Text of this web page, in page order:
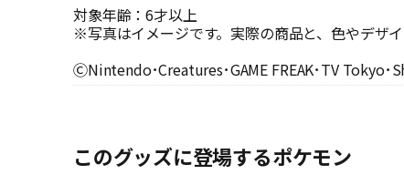
対象年齢：6才以上
※写真はイメージです。実際の商品と、色やデザ
ⒸNintendo･Creatures･GAME FREAK･TV Tokyo
このグッズに登場するポケモン